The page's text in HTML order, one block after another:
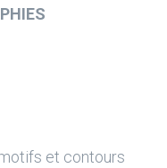
motifs et contours